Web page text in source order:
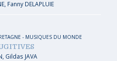
, Fanny DELAPLUIE
- MUSIQUES DU MONDE
Gildas JAVA